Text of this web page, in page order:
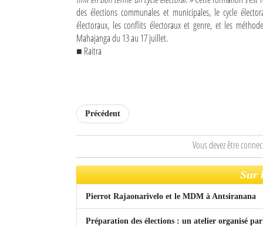
Sites touristiques
Diego Suarez Pratique
Les Petites Annonces
des élections communales et municipales, le cycle
électoraux, les conflits électoraux et genre, et les
Mahajanga du 13 au 17 juillet.
■ Raitra
Précédent
Vous devez être
Sur
Pierrot Rajaonarivelo et le MDM à Antsiranana
Préparation des élections : un atelier organisé